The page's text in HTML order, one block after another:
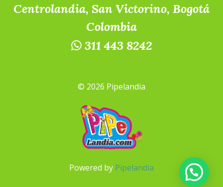
Centrolandia, San Victorino, Bogotá
Colombia
311 443 8242
© 2026 Pipelandia
Powered by Pipelandia